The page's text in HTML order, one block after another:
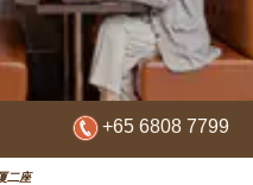
+65 6808 7799
二座